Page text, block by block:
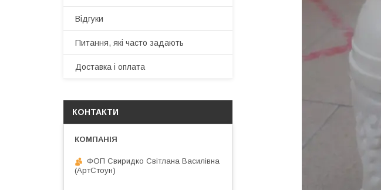
Відгуки
Питання, які часто задають
Доставка і оплата
КОНТАКТИ
ФОП Свиридко Світлана Василівна
(АртСтоун)